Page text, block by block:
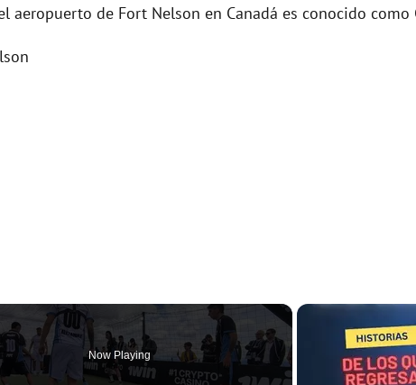
aeropuerto de Fort Nelson en Canadá es conocido como
Now Playing